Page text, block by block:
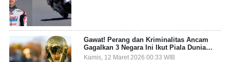
Gawat! Perang dan Kriminalitas Ancam
Gagalkan 3 Negara Ini Ikut Piala Dunia
2026
Kamis, 12 Maret 2026 00:33 WIB